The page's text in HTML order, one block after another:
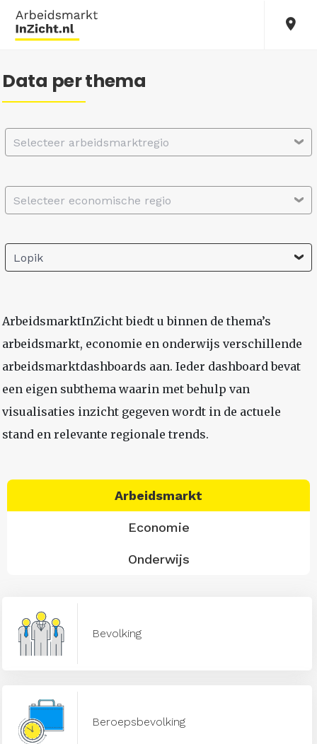
Data per thema
Selecteer arbeidsmarktregio
Selecteer economische regio
Lopik
ArbeidsmarktInZicht biedt u binnen de thema’s
arbeidsmarkt, economie en onderwijs verschillende
arbeidsmarktdashboards aan. Ieder dashboard bevat
een eigen subthema waarin met behulp van
visualisaties inzicht gegeven wordt in de actuele
stand en relevante regionale trends.
Arbeidsmarkt
Economie
Onderwijs
Bevolking
Beroepsbevolking